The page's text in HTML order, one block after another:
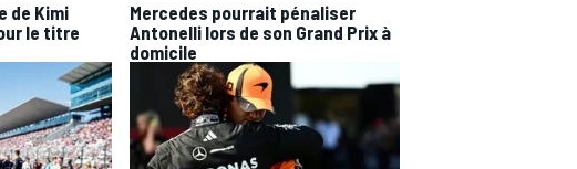
de Kimi
le titre
Mercedes pourrait pénaliser
Antonelli lors de son Grand Prix à
domicile